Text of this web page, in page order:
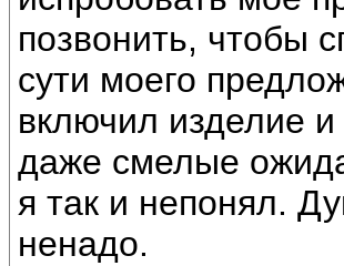
позвонить, чтобы
сути моего
включил изделие
даже смелые
я так и непонял.
ненадо.